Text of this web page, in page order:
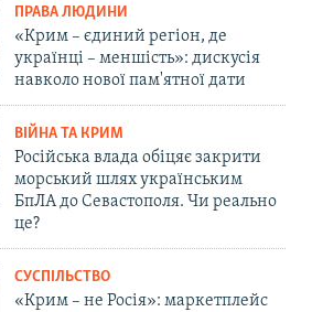
ПРАВА ЛЮДИНИ
«Крим – єдиний регіон, де
українці – меншість»: дискусія
навколо нової пам'ятної дати
ВІЙНА ТА КРИМ
Російська влада обіцяє закрити
морський шлях українським
БпЛА до Севастополя. Чи реально
це?
СУСПІЛЬСТВО
«Крим – не Росія»: маркетплейс